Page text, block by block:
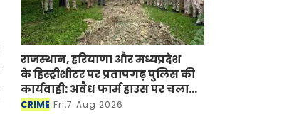
राजस्थान, हरियाणा और मध्यप्रदेश
के हिस्ट्रीशीटर पर प्रतापगढ़ पुलिस की
कार्यवाही: अवैध फार्म हाउस पर चला
बुलडोजर
CRIME Fri,7 Aug 2026